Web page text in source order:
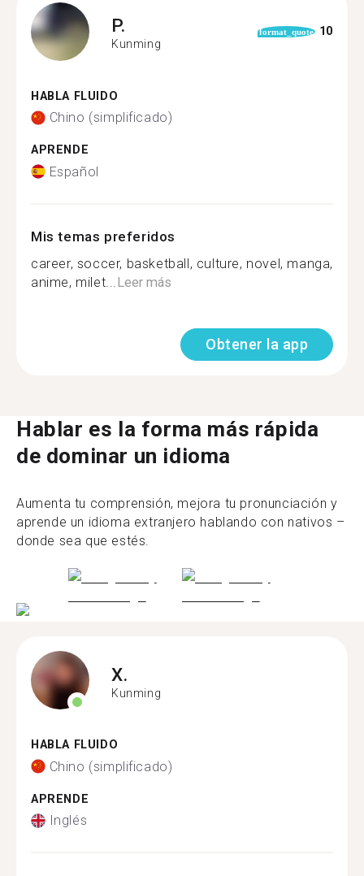
P.
Kunming
format_quote 10
HABLA FLUIDO
Chino (simplificado)
APRENDE
Español
Mis temas preferidos
career, soccer, basketball, culture, novel, manga,
anime, milet... Leer más
Obtener la app
Hablar es la forma más rápida
de dominar un idioma
Aumenta tu comprensión, mejora tu pronunciación y
aprende un idioma extranjero hablando con nativos –
donde sea que estés.
X.
Kunming
HABLA FLUIDO
Chino (simplificado)
APRENDE
Inglés